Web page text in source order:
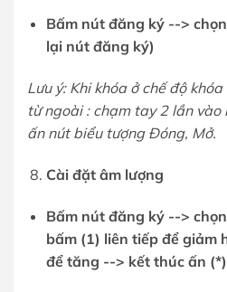
Bấm nút đăng ký --> chọ
lại nút đăng ký)
Lưu ý: Khi khóa ở chế độ
từ ngoài : chạm tay 2 lần vào
ấn nút biểu tượng Đóng, Mở.
Cài đặt âm lượng
Bấm nút đăng ký -->
bấm (1) liên tiếp để giảm
để tăng --> kết thúc ấn